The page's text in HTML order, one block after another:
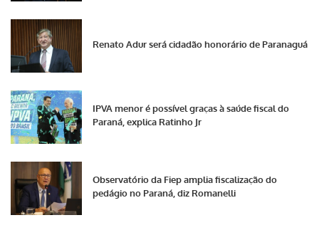
Renato Adur será cidadão honorário de Paranaguá
IPVA menor é possível graças à saúde fiscal do
Paraná, explica Ratinho Jr
Observatório da Fiep amplia fiscalização do
pedágio no Paraná, diz Romanelli